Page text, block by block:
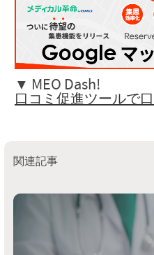
▼ MEO Dash!
口コミ促進ツールで
関連記事